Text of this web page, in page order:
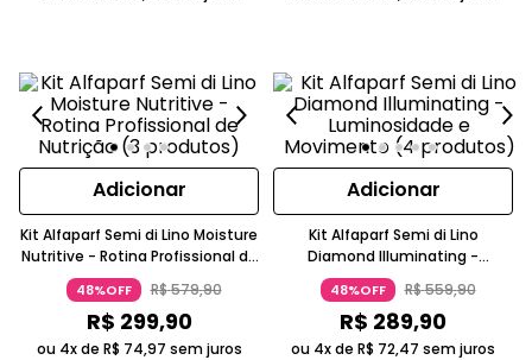
Adicionar
Kit Alfaparf Semi di Lino Moisture
Nutritive - Rotina Profissional de
Nutrição (3 produtos)
48%OFF R$579,90
R$ 299,90
ou 4x de R$ 74,97 sem juros
Adicionar
Kit Alfaparf Semi di Lino
Diamond Illuminating -
Luminosidade e Movimento (4
produtos)
48%OFF R$559,90
R$ 289,90
ou 4x de R$ 72,47 sem juros